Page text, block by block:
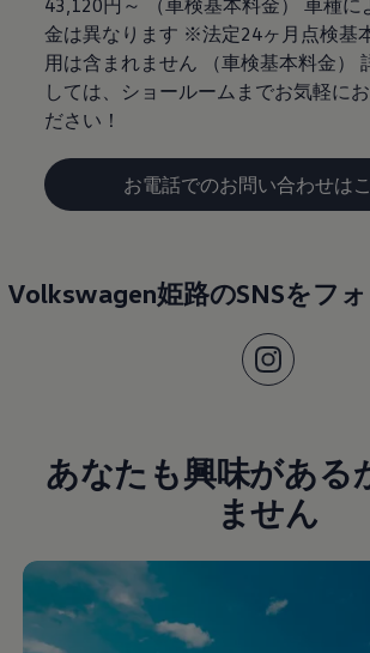
43,120円～ （車検基本料金） 車種に
金は異なります ※法定24ヶ月点検基
用は含まれません （車検基本料金）
しては、ショールームまでお気軽に
ださい！
お電話でのお問い合わせは
Volkswagen姫路のSNSをフ
あなたも興味がある
ません